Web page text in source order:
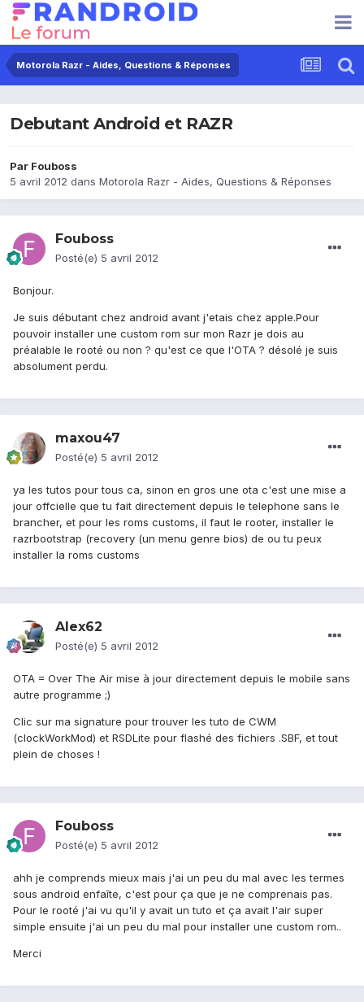
Motorola Razr - Aides, Questions & Réponses
Debutant Android et RAZR
Par Fouboss
5 avril 2012 dans Motorola Razr - Aides, Questions & Réponses
Fouboss
Posté(e) 5 avril 2012
Bonjour.
Je suis débutant chez android avant j'etais chez apple.Pour
pouvoir installer une custom rom sur mon Razr je dois au
préalable le rooté ou non ? qu'est ce que l'OTA ? désolé je suis
absolument perdu.
maxou47
Posté(e) 5 avril 2012
ya les tutos pour tous ca, sinon en gros une ota c'est une mise a
jour offcielle que tu fait directement depuis le telephone sans le
brancher, et pour les roms customs, il faut le rooter, installer le
razrbootstrap (recovery (un menu genre bios) de ou tu peux
installer la roms customs
Alex62
Posté(e) 5 avril 2012
OTA = Over The Air mise à jour directement depuis le mobile sans
autre programme ;)
Clic sur ma signature pour trouver les tuto de CWM
(clockWorkMod) et RSDLite pour flashé des fichiers .SBF, et tout
plein de choses !
Fouboss
Posté(e) 5 avril 2012
ahh je comprends mieux mais j'ai un peu du mal avec les termes
sous android enfaîte, c'est pour ça que je ne comprenais pas.
Pour le rooté j'ai vu qu'il y avait un tuto et ça avait l'air super
simple ensuite j'ai un peu du mal pour installer une custom rom..
Merci